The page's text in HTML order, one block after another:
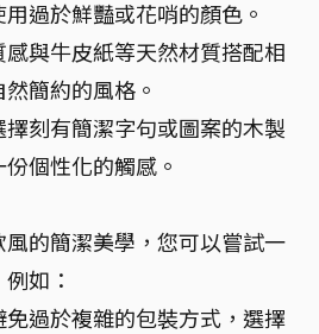
過於鮮豔或花哨的顏色。
與牛皮紙等天然材質搭配相
簡約的風格。
刻有簡潔字句或圖案的木製
個性化的觸感。
的簡潔美學，您可以嘗試一
如：
免過於複雜的包裝方式，選擇